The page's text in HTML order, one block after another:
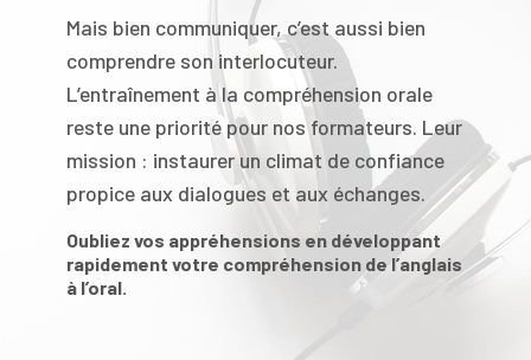
Mais bien communiquer, c’est aussi bien
comprendre son interlocuteur.
L’entraînement à la compréhension orale
reste une priorité pour nos formateurs. Leur
mission : instaurer un climat de confiance
propice aux dialogues et aux échanges.
Oubliez vos appréhensions en développant
rapidement votre compréhension de l’anglais
à l’oral.